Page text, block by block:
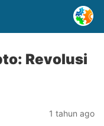
Revolusi
1 tahun ago